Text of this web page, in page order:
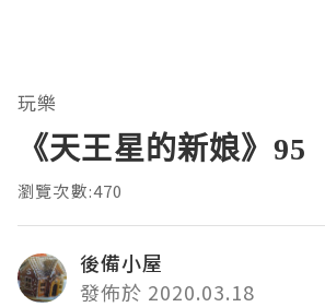
玩樂
《天王星的新娘》95
瀏覽次數:470
後備小屋
發佈於 2020.03.18